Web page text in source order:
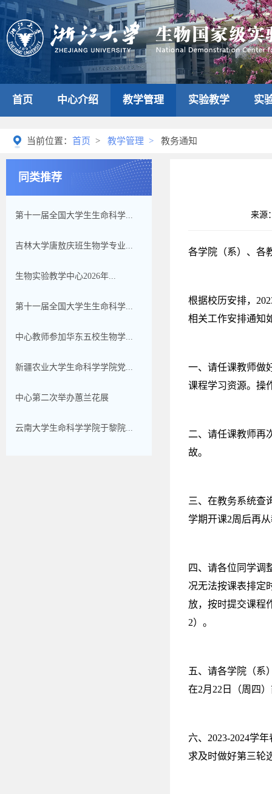
首页 中心介绍 教学管理 实验教学 实
当前位置： 首页 > 教学管理 > 教务通知
同类推荐
第十一届全国大学生生命科学...
吉林大学唐敖庆班生物学专业...
生物实验教学中心2026年...
第十一届全国大学生生命科学...
中心教师参加华东五校生物学...
新疆农业大学生命科学学院党...
中心第二次举办蕙兰花展
云南大学生命科学学院于黎院...
来源
各学院（系）、各
根据校历安排，
相关工作安排通知
一、请任课教师做
课程学习资源。操
二、请任课教师再
故。
三、在教务系统查
学期开课2周后再
四、请各位同学调
况无法按课表排定
放，按时提交课程
2）。
五、请各学院（系
在2月22日（周四
六、2023-2024学
求及时做好第三轮